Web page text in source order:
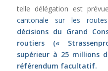
telle délégation est
cantonale sur les routes
décisions du Grand
routiers («
supérieur à 25 millions
référendum facultatif.